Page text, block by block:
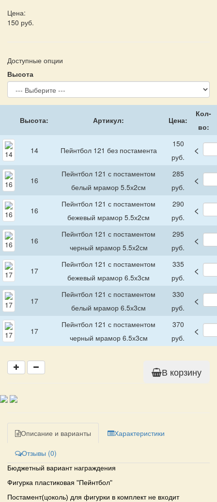
Цена:
150 руб.
Доступные опции
Высота
Высота: Артикул: Цена:
Кол-
во:
14 Пейнтбол 121 без постамента
150
руб.
<
16
Пейнтбол 121 с постаментом
белый мрамор 5.5х2см
285
руб.
<
16
Пейнтбол 121 с постаментом
бежевый мрамор 5.5х2см
290
руб.
<
16
Пейнтбол 121 с постаментом
черный мрамор 5.5х2см
295
руб.
<
17
Пейнтбол 121 с постаментом
бежевый мрамор 6.5х3см
335
руб.
<
17
Пейнтбол 121 с постаментом
белый мрамор 6.5х3см
330
руб.
<
17
Пейнтбол 121 с постаментом
черный мрамор 6.5х3см
370
руб.
<
В корзину
Описание и варианты Характеристики
Отзывы (0)
Бюджетный вариант награждения
Фигурка пластиковая "Пейнтбол"
Постамент(цоколь) для фигурки в комплект не входит